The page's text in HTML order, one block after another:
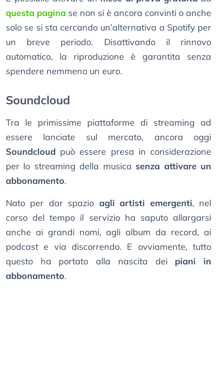
questa pagina se non si è ancora convinti o anche
solo se si sta cercando un’alternativa a Spotify per
un breve periodo. Disattivando il rinnovo
automatico, la riproduzione è garantita senza
spendere nemmeno un euro.
Soundcloud
Tra le primissime piattaforme di streaming ad
essere lanciate sul mercato, ancora oggi
Soundcloud può essere presa in considerazione
per lo streaming della musica senza attivare un
abbonamento.
Nato per dar spazio agli artisti emergenti, nel
corso del tempo il servizio ha saputo allargarsi
anche ai grandi nomi, agli album da record, ai
podcast e via discorrendo. E ovviamente, tutto
questo ha portato alla nascita dei piani in
abbonamento.